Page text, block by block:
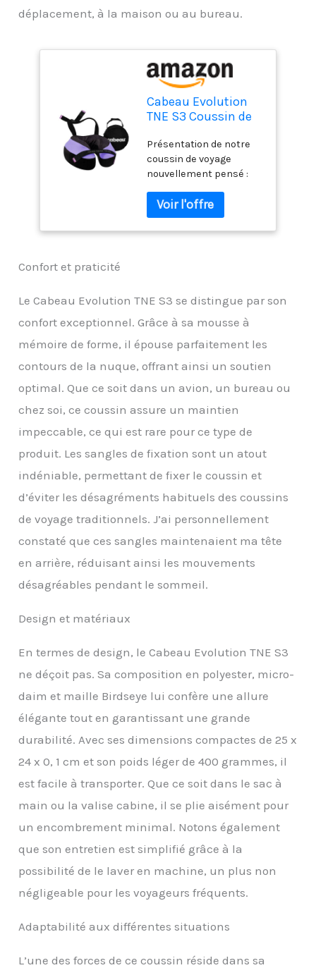
déplacement, à la maison ou au bureau.
Cabeau Evolution
TNE S3 Coussin de
nuque, pour les
déplacements, en
mousse à mémoire
de forme, avec
sangles de fixation,
soutien pour les
voyages, la maison,
Présentation de notre
coussin de voyage
nouvellement pensé :
meilleur oreiller de
voyage de CNN, notre
oreiller de voyage le plus
long vol, un long trajet
en voiture, dans les
trouve entre les deux.
Complétez votre kit de
de soutien de qualité
supérieure pour éviter
les tensions cervicales,
les tensions dorsales ou
même les ronflements
publics embarrassants.
du menton : ajustement
entièrement réglable
pour éviter que la tête ne
bouge. Le coussin de
voyage innovant
fermée et sécurise la
personnalisé et une
la chaleur pour un
confort optimal. Sangles
fixez notre coussin de
nuque pour les
n'importe quelle chaise,
y compris les sièges
bureau, pour éviter
l'affaissement ou la
parfaitement la tête et
la colonne vertébrale
soutien ultimes. Design
à mémoire de forme :
le premier oreiller
Confort et praticité
Le Cabeau Evolution TNE S3 se distingue par son
confort exceptionnel. Grâce à sa mousse à
mémoire de forme, il épouse parfaitement les
contours de la nuque, offrant ainsi un soutien
optimal. Que ce soit dans un avion, un bureau ou
chez soi, ce coussin assure un maintien
impeccable, ce qui est rare pour ce type de
produit. Les sangles de fixation sont un atout
indéniable, permettant de fixer le coussin et
d’éviter les désagréments habituels des coussins
de voyage traditionnels. J’ai personnellement
constaté que ces sangles maintenaient ma tête
en arrière, réduisant ainsi les mouvements
désagréables pendant le sommeil.
Design et matériaux
En termes de design, le Cabeau Evolution TNE S3
ne déçoit pas. Sa composition en polyester, micro-
daim et maille Birdseye lui confère une allure
élégante tout en garantissant une grande
durabilité. Avec ses dimensions compactes de 25 x
24 x 0, 1 cm et son poids léger de 400 grammes, il
est facile à transporter. Que ce soit dans le sac à
main ou la valise cabine, il se plie aisément pour
un encombrement minimal. Notons également
que son entretien est simplifié grâce à la
possibilité de le laver en machine, un plus non
négligeable pour les voyageurs fréquents.
Adaptabilité aux différentes situations
L’une des forces de ce coussin réside dans sa